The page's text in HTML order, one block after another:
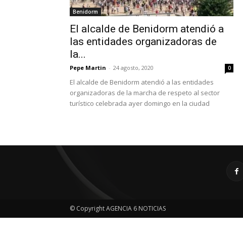
Benidorm
El alcalde de Benidorm atendió a
las entidades organizadoras de
la...
Pepe Martin - 24 agosto, 2020 0
El alcalde de Benidorm atendió a las entidades
organizadoras de la marcha de respeto al sector
turístico celebrada ayer domingo en la ciudad
© Copyright AGENCIA 6 NOTICIAS